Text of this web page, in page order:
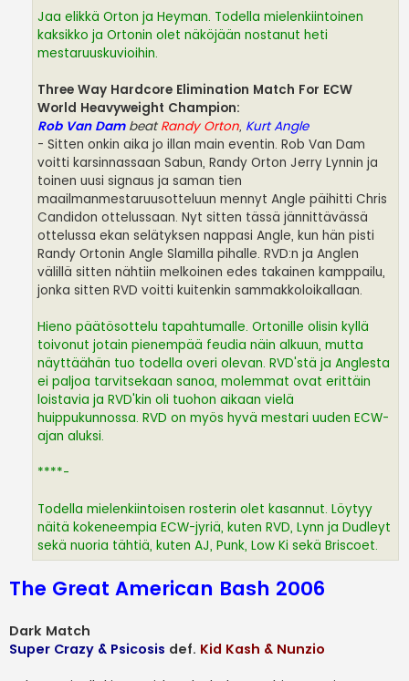
Jaa elikkä Orton ja Heyman. Todella mielenkiintoinen
kaksikko ja Ortonin olet näköjään nostanut heti
mestaruuskuvioihin.
Three Way Hardcore Elimination Match For ECW
World Heavyweight Champion:
Rob Van Dambeat Randy Orton, Kurt Angle
- Sitten onkin aika jo illan main eventin. Rob Van Dam
voitti karsinnassaan Sabun, Randy Orton Jerry Lynnin ja
toinen uusi signaus ja saman tien
maailmanmestaruusotteluun mennyt Angle päihitti Chris
Candidon ottelussaan. Nyt sitten tässä jännittävässä
ottelussa ekan selätyksen nappasi Angle, kun hän pisti
Randy Ortonin Angle Slamilla pihalle. RVD:n ja Anglen
välillä sitten nähtiin melkoinen edes takainen kamppailu,
jonka sitten RVD voitti kuitenkin sammakkoloikallaan.
Hieno päätösottelu tapahtumalle. Ortonille olisin kyllä
toivonut jotain pienempää feudia näin alkuun, mutta
näyttäähän tuo todella overi olevan. RVD'stä ja Anglesta
ei paljoa tarvitsekaan sanoa, molemmat ovat erittäin
loistavia ja RVD'kin oli tuohon aikaan vielä
huippukunnossa. RVD on myös hyvä mestari uuden ECW-
ajan aluksi.
****-
Todella mielenkiintoisen rosterin olet kasannut. Löytyy
näitä kokeneempia ECW-jyriä, kuten RVD, Lynn ja Dudleyt
sekä nuoria tähtiä, kuten AJ, Punk, Low Ki sekä Briscoet.
The Great American Bash 2006
Dark Match
Super Crazy & Psicosis def. Kid Kash & Nunzio